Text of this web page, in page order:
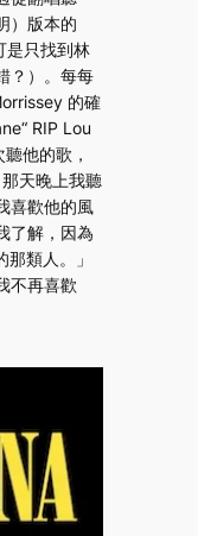
）版本的
是只找到林
？）。每每
的確
RIP Lou
他的歌，
天晚上我聽
喜歡他的風
了解，因為
類人。」
不再喜歡